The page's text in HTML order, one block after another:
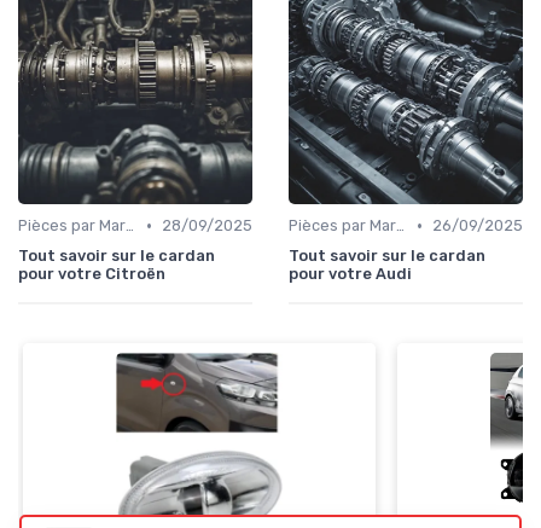
Pièces par Marque de Voiture •
28/09/2025
Tout savoir sur le cardan
pour votre Citroën
Pièces par Marque de Voiture •
26/09/2025
Tout savoir sur le cardan
pour votre Audi